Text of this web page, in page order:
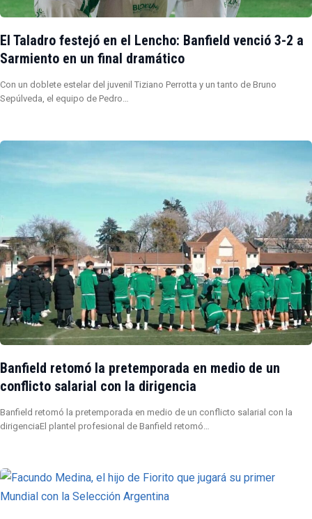
El Taladro festejó en el Lencho: Banfield venció 3-2 a
Sarmiento en un final dramático
Con un doblete estelar del juvenil Tiziano Perrotta y un tanto de Bruno
Sepúlveda, el equipo de Pedro…
Banfield retomó la pretemporada en medio de un
conflicto salarial con la dirigencia
Banfield retomó la pretemporada en medio de un conflicto salarial con la
dirigenciaEl plantel profesional de Banfield retomó…